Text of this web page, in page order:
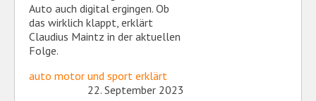
Auto auch digital ergingen. Ob
das wirklich klappt, erklärt
Claudius Maintz in der aktuellen
Folge.
auto motor und sport erklärt
22. September 2023